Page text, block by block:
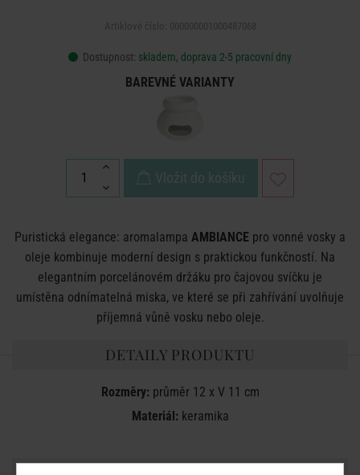
Dostupnost: skladem, doprava 2-5 pracovní dny
BAREVNÉ VARIANTY
Vložit do košíku
Puristická elegance: aromalampa AMBIANCE pro vonné vosky a
oleje kombinuje moderní design s praktickou funkčností. Na
elegantním porcelánovém držáku pro čajovou svíčku je
umístěna odnímatelná miska, ve které se při zahřívání uvolňuje
příjemná vůně vosku nebo oleje.
DETAILY PRODUKTU
Rozměry:průměr 12 x V 11 cm
Materiál:keramika